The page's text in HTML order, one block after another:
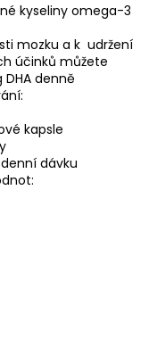
kyseliny omega-3
mozku a k udržení
účinků můžete
denně
kapsle
dávku